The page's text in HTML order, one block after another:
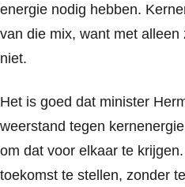
energie nodig hebben.
van die mix, want met
niet.
Het is goed dat minister
weerstand tegen
om dat voor elkaar te
toekomst te stellen, zonder